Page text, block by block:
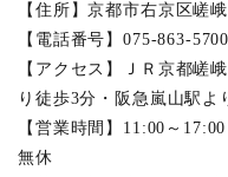
【住所】京都市右京区嵯
【電話番号】075-863-
【アクセス】ＪＲ京都嵯
り徒歩3分・阪急嵐山駅よ
【営業時間】11:00～
無休